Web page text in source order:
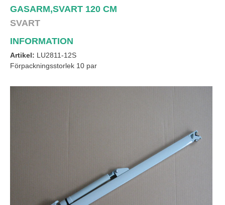
GASARM,SVART 120 CM
SVART
INFORMATION
Artikel: LU2811-12S
Förpackningsstorlek 10 par